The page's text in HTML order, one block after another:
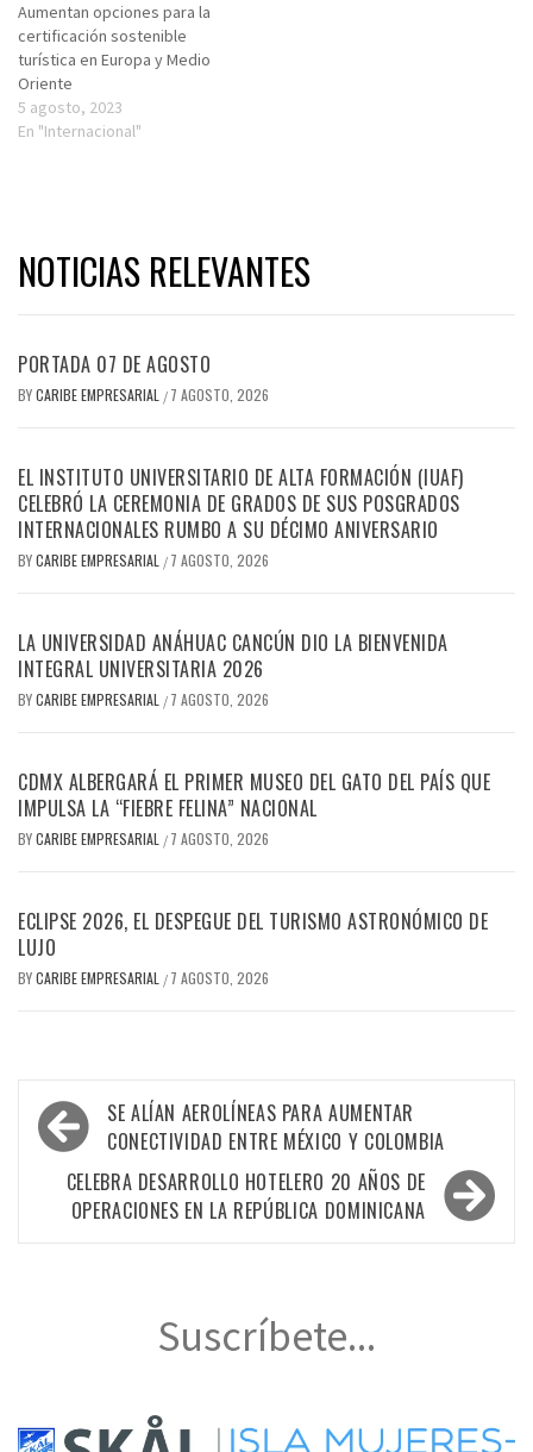
Aumentan opciones para la
certificación sostenible
turística en Europa y Medio
Oriente
5 agosto, 2023
En "Internacional"
NOTICIAS RELEVANTES
PORTADA 07 DE AGOSTO
BYCARIBE EMPRESARIAL / 7 AGOSTO, 2026
EL INSTITUTO UNIVERSITARIO DE ALTA FORMACIÓN (IUAF)
CELEBRÓ LA CEREMONIA DE GRADOS DE SUS POSGRADOS
INTERNACIONALES RUMBO A SU DÉCIMO ANIVERSARIO
BYCARIBE EMPRESARIAL / 7 AGOSTO, 2026
LA UNIVERSIDAD ANÁHUAC CANCÚN DIO LA BIENVENIDA
INTEGRAL UNIVERSITARIA 2026
BYCARIBE EMPRESARIAL / 7 AGOSTO, 2026
CDMX ALBERGARÁ EL PRIMER MUSEO DEL GATO DEL PAÍS QUE
IMPULSA LA “FIEBRE FELINA” NACIONAL
BYCARIBE EMPRESARIAL / 7 AGOSTO, 2026
ECLIPSE 2026, EL DESPEGUE DEL TURISMO ASTRONÓMICO DE
LUJO
BYCARIBE EMPRESARIAL / 7 AGOSTO, 2026
Navegación
de
entradas
SE ALÍAN AEROLÍNEAS PARA AUMENTAR
CONECTIVIDAD ENTRE MÉXICO Y COLOMBIA
CELEBRA DESARROLLO HOTELERO 20 AÑOS DE
OPERACIONES EN LA REPÚBLICA DOMINICANA
Suscríbete...